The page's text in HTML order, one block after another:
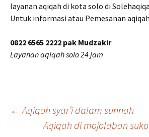
layanan aqiqah di kota solo di
Untuk informasi atau Pemesanan
0822 6565 2222 pak Mudzakir
Layanan aqiqah solo 24 jam
Post
← Aqiqoh syar’i dalam sunnah
Aqiqah di mojolaban